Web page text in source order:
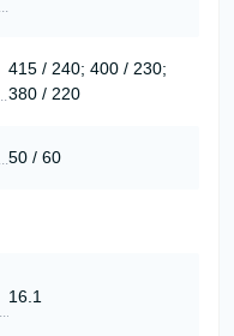
415 / 240; 400 / 230;
380 / 220
50 / 60
16.1